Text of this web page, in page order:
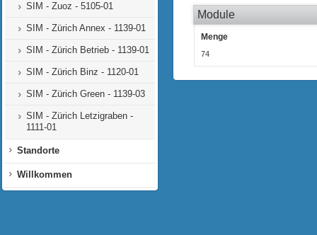
SIM - Zuoz - 5105-01
SIM - Zürich Annex - 1139-01
SIM - Zürich Betrieb - 1139-01
SIM - Zürich Binz - 1120-01
SIM - Zürich Green - 1139-03
SIM - Zürich Letzigraben -
1111-01
Standorte
Willkommen
Module
Menge
74